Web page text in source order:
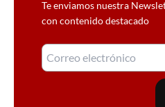
Te enviamos nuestra
con contenido destacado